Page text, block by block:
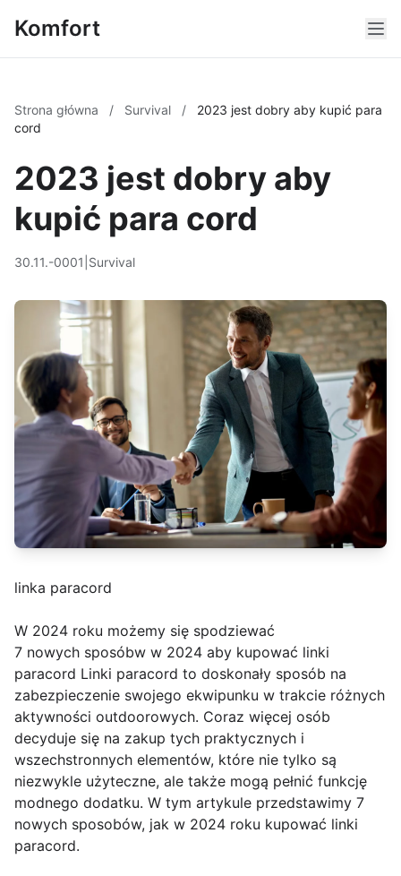
Komfort
Strona główna / Survival /
2023 jest dobry aby kupić para
cord
2023 jest dobry aby
kupić para cord
30.11.-0001 Survival
linka paracord
W 2024 roku możemy się spodziewać
7 nowych sposóbw w 2024 aby kupować linki
paracord Linki paracord to doskonały sposób na
zabezpieczenie swojego ekwipunku w trakcie różnych
aktywności outdoorowych. Coraz więcej osób
decyduje się na zakup tych praktycznych i
wszechstronnych elementów, które nie tylko są
niezwykle użyteczne, ale także mogą pełnić funkcję
modnego dodatku. W tym artykule przedstawimy 7
nowych sposobów, jak w 2024 roku kupować linki
paracord.